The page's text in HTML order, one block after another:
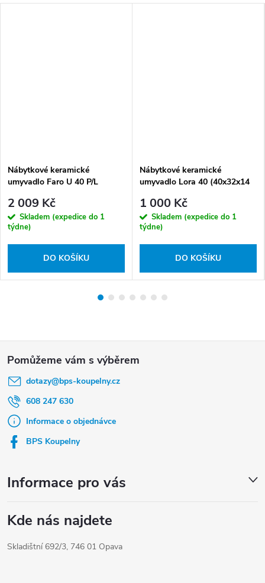
Nábytkové keramické
umyvadlo Faro U 40 P/L
2 009 Kč
Skladem (expedice do 1
týdne)
DO KOŠÍKU
Nábytkové keramické
umyvadlo Lora 40 (40x32x14
1 000 Kč
Skladem (expedice do 1
týdne)
DO KOŠÍKU
dotazy@bps-koupelny.cz
608 247 630
Informace o objednávce
BPS Koupelny
Informace pro vás
Kde nás najdete
Skladištní 692/3, 746 01 Opava